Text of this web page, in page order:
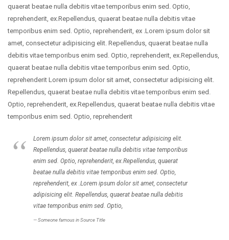
quaerat beatae nulla debitis vitae temporibus enim sed. Optio,
reprehenderit, ex.Repellendus, quaerat beatae nulla debitis vitae
temporibus enim sed. Optio, reprehenderit, ex .Lorem ipsum dolor sit
amet, consectetur adipisicing elit. Repellendus, quaerat beatae nulla
debitis vitae temporibus enim sed. Optio, reprehenderit, ex.Repellendus,
quaerat beatae nulla debitis vitae temporibus enim sed. Optio,
reprehenderit Lorem ipsum dolor sit amet, consectetur adipisicing elit.
Repellendus, quaerat beatae nulla debitis vitae temporibus enim sed.
Optio, reprehenderit, ex.Repellendus, quaerat beatae nulla debitis vitae
temporibus enim sed. Optio, reprehenderit
Lorem ipsum dolor sit amet, consectetur adipisicing elit.
Repellendus, quaerat beatae nulla debitis vitae temporibus
enim sed. Optio, reprehenderit, ex.Repellendus, quaerat
beatae nulla debitis vitae temporibus enim sed. Optio,
reprehenderit, ex .Lorem ipsum dolor sit amet, consectetur
adipisicing elit. Repellendus, quaerat beatae nulla debitis
vitae temporibus enim sed. Optio,
Someone famous inSource Title